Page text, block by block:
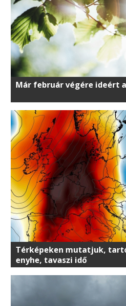
Már február végére ideért
Térképeken mutatjuk,
enyhe, tavaszi idő